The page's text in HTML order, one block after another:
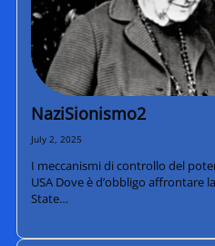
NaziSionismo2
July 2, 2025
I meccanismi di controllo del
USA Dove è d’obbligo affrontare
State…